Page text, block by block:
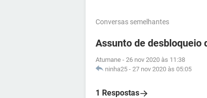
Conversas semelhantes
Assunto de desbloqueio
Atumane - 26 nov 2020 às 11:38
ninha25 - 27 nov 2020 às 05:05
1 Respostas